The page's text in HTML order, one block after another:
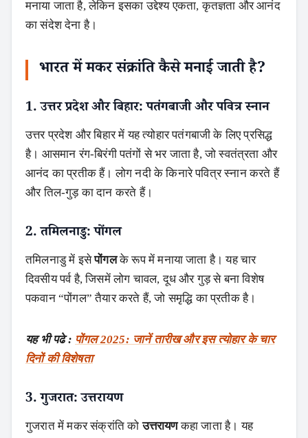
मनाया जाता है, लेकिन इसका उद्देश्य एकता, कृतज्ञता और आनंद
का संदेश देना है।
भारत में मकर संक्रांति कैसे मनाई जाती है?
1. उत्तर प्रदेश और बिहार: पतंगबाजी और पवित्र स्नान
उत्तर प्रदेश और बिहार में यह त्योहार पतंगबाजी के लिए प्रसिद्ध
है। आसमान रंग-बिरंगी पतंगों से भर जाता है, जो स्वतंत्रता और
आनंद का प्रतीक हैं। लोग नदी के किनारे पवित्र स्नान करते हैं
और तिल-गुड़ का दान करते हैं।
2. तमिलनाडु: पोंगल
तमिलनाडु में इसेपोंगलके रूप में मनाया जाता है। यह चार
दिवसीय पर्व है, जिसमें लोग चावल, दूध और गुड़ से बना विशेष
पकवान “पोंगल” तैयार करते हैं, जो समृद्धि का प्रतीक है।
यह भी पढे : पोंगल 2025: जानें तारीख और इस त्योहार के चार
दिनों की विशेषता
3. गुजरात: उत्तरायण
गुजरात में मकर संक्रांति कोउत्तरायणकहा जाता है। यह